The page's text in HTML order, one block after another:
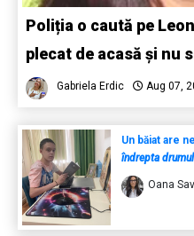
Poliția o caută pe
plecat de acasă și nu
Gabriela Erdic Aug 07,
Un băiat are
îndrepta
Oana